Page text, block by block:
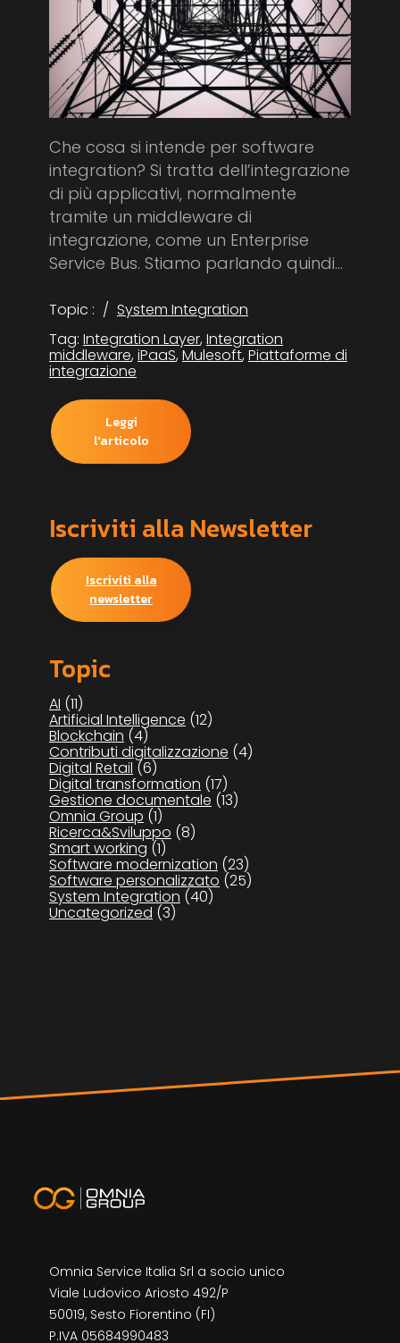
Che cosa si intende per software
integration? Si tratta dell’integrazione
di più applicativi, normalmente
tramite un middleware di
integrazione, come un Enterprise
Service Bus. Stiamo parlando quindi...
Topic :
System Integration
Tag: Integration Layer, Integration
middleware, iPaaS, Mulesoft, Piattaforme di
integrazione
Leggi
l'articolo
Iscriviti alla Newsletter
Iscriviti alla
newsletter
Topic
AI (11)
Artificial Intelligence (12)
Blockchain (4)
Contributi digitalizzazione (4)
Digital Retail (6)
Digital transformation (17)
Gestione documentale (13)
Omnia Group (1)
Ricerca&Sviluppo (8)
Smart working (1)
Software modernization (23)
Software personalizzato (25)
System Integration (40)
Uncategorized (3)
Omnia Service Italia Srl a socio unico
Viale Ludovico Ariosto 492/P
50019, Sesto Fiorentino (FI)
P.IVA 05684990483